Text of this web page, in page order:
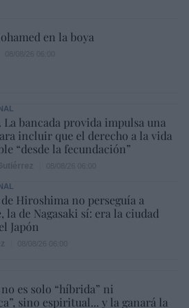
en la boya
La bancada provida impulsa una
incluir que el derecho a la vida
“desde la fecundación”
Hiroshima no perseguía a
la de Nagasaki sí: era la ciudad
Japón
es solo “híbrida” ni
sino espiritual... y la ganará la